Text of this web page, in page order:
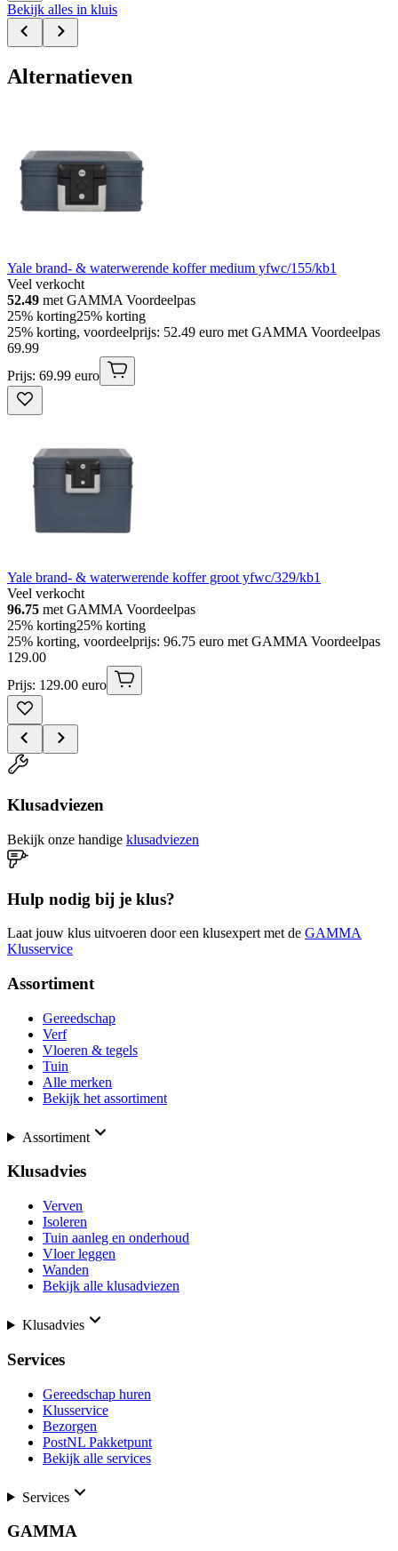
Bekijk alles in kluis
Alternatieven
Yale brand- & waterwerende koffer medium yfwc/155/kb1
Veel verkocht
52.49 met GAMMA Voordeelpas
25% korting25% korting
25% korting, voordeelprijs: 52.49 euro met GAMMA Voordeelpas
69.99
Prijs: 69.99 euro
Yale brand- & waterwerende koffer groot yfwc/329/kb1
Veel verkocht
96.75 met GAMMA Voordeelpas
25% korting25% korting
25% korting, voordeelprijs: 96.75 euro met GAMMA Voordeelpas
129.00
Prijs: 129.00 euro
Klusadviezen
Bekijk onze handige klusadviezen
Hulp nodig bij je klus?
Laat jouw klus uitvoeren door een klusexpert met de GAMMA
Klusservice
Assortiment
Gereedschap
Verf
Vloeren & tegels
Tuin
Alle merken
Bekijk het assortiment
Assortiment
Klusadvies
Verven
Isoleren
Tuin aanleg en onderhoud
Vloer leggen
Wanden
Bekijk alle klusadviezen
Klusadvies
Services
Gereedschap huren
Klusservice
Bezorgen
PostNL Pakketpunt
Bekijk alle services
Services
GAMMA